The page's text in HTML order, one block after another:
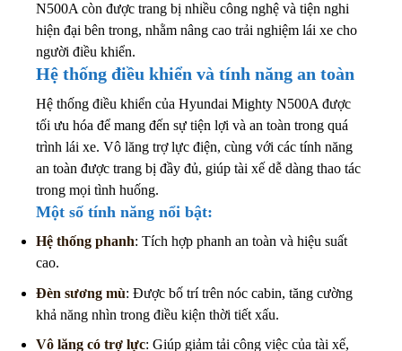
N500A còn được trang bị nhiều công nghệ và tiện nghi
hiện đại bên trong, nhằm nâng cao trải nghiệm lái xe cho
người điều khiển.
Hệ thống điều khiển và tính năng an toàn
Hệ thống điều khiển của Hyundai Mighty N500A được
tối ưu hóa để mang đến sự tiện lợi và an toàn trong quá
trình lái xe. Vô lăng trợ lực điện, cùng với các tính năng
an toàn được trang bị đầy đủ, giúp tài xế dễ dàng thao tác
trong mọi tình huống.
Một số tính năng nổi bật:
Hệ thống phanh: Tích hợp phanh an toàn và hiệu suất
cao.
Đèn sương mù: Được bố trí trên nóc cabin, tăng cường
khả năng nhìn trong điều kiện thời tiết xấu.
Vô lăng có trợ lực: Giúp giảm tải công việc của tài xế,